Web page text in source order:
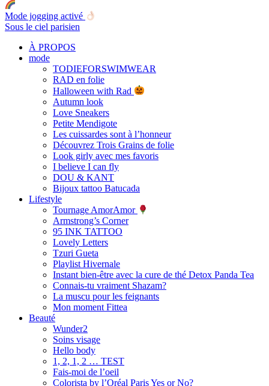
Mode jogging activé
Sous le ciel parisien
À PROPOS
mode
TODIEFORSWIMWEAR
RAD en folie
Halloween with Rad
Autumn look
Love Sneakers
Petite Mendigote
Les cuissardes sont à l’honneur
Découvrez Trois Grains de folie
Look girly avec mes favoris
I believe I can fly
DOU & KANT
Bijoux tattoo Batucada
Lifestyle
Tournage AmorAmor
Armstrong’s Corner
95 INK TATTOO
Lovely Letters
Tzuri Gueta
Playlist Hivernale
Instant bien-être avec la cure de thé Detox Panda Tea
Connais-tu vraiment Shazam?
La muscu pour les feignants
Mon moment Fittea
Beauté
Wunder2
Soins visage
Hello body
1, 2, 1, 2 … TEST
Fais-moi de l’oeil
Colorista by l’Oréal Paris Yes or No?